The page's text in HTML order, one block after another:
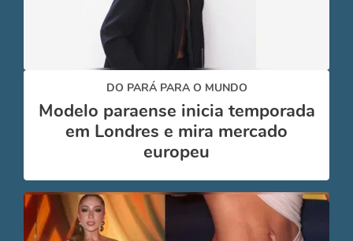
DO PARÁ PARA O MUNDO
Modelo paraense inicia temporada
em Londres e mira mercado
europeu